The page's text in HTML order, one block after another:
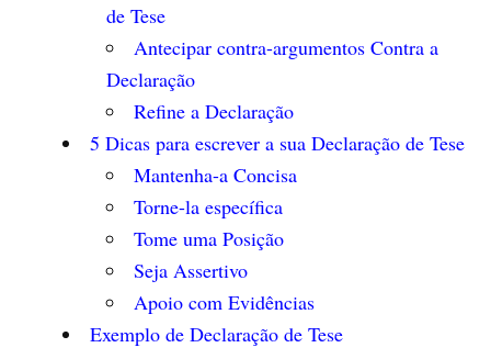
de Tese
Antecipar contra-argumentos Contra a
Declaração
Refine a Declaração
5 Dicas para escrever a sua Declaração de Tese
Mantenha-a Concisa
Torne-la específica
Tome uma Posição
Seja Assertivo
Apoio com Evidências
Exemplo de Declaração de Tese